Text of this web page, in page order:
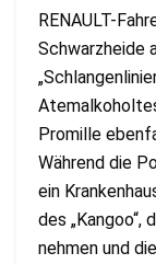
RENAULT-
Schwarzheide
Promille
Während die
ein
des „Kangoo“,
nehmen und